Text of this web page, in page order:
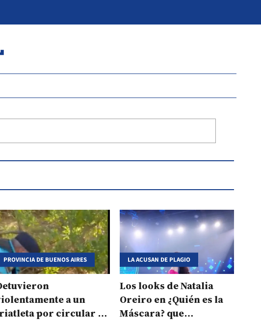
PROVINCIA DE BUENOS AIRES
a un
por circular en
LA ACUSAN DE PLAGIO
Los looks de Natalia
Oreiro en ¿Quién es la
Máscara? que